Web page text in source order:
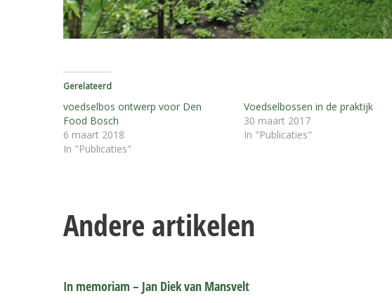
Gerelateerd
voedselbos ontwerp voor Den
Food Bosch
6 maart 2018
In "Publicaties"
Voedselbossen in de praktijk
30 maart 2017
In "Publicaties"
Andere artikelen
In memoriam – Jan Diek van Mansvelt